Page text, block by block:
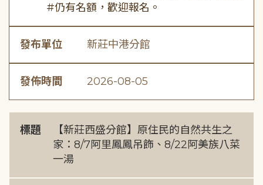
#仍有名額，歡迎報名。
發布單位 新莊中港分館
發佈時間 2026-08-05
標題
【新莊西盛分館】原住民的自然共生之
家：8/7阿里鳳鳳吊飾、8/22阿美族八菜
一湯